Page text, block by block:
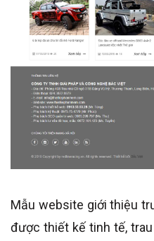
Mẫu website giới thiệu
được thiết kế tinh tế,